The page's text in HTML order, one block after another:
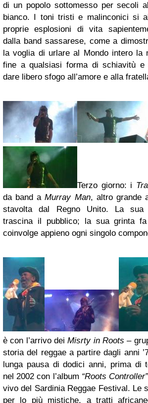
di un popolo sottomesso per secoli
bianco. I toni tristi e malinconici si
proprie esplosioni di vita
dalla band sassarese, come a
la voglia di urlare al Mondo intero la
fine a qualsiasi forma di schiavitù e
dare libero sfogo all’amore e alla
Terzo giorno: i
da band aMurray Man, altro grande
stavolta dal Regno Unito. La sua
trascina il pubblico; la sua grinta
coinvolge appieno ogni singolo
è con l’arrivo deiMisrty in Roots –
storia del reggae a partire dagli anni
lunga pausa di dodici anni, prima di
nel 2002 con l’album “Roots Controller”
vivo del Sardinia Reggae Festival. Le
per lo più mistiche, a tratti